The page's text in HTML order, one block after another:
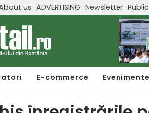
us ADVERTISING Newsletter
E-commerce Evenimente